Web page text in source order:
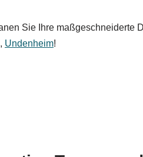
Sie Ihre maßgeschneiderte
, Undenheim!